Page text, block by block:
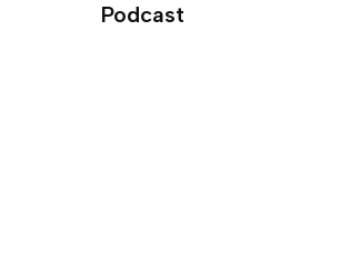
Podcast